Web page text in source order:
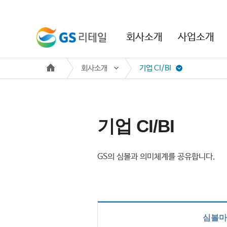
회사소개 사업소개
회사소개 기업 CI/BI
기업 CI/BI
GS의 심볼과 의미체계를 공유합니다.
심볼